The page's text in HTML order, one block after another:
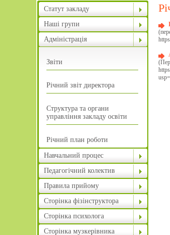
Статут закладу
Наші групи
Адміністрація
Звіти
Річний звіт директора
Структура та органи
управління закладу освіти
Річний план роботи
Навчальний процес
Педагогічний колектив
Правила прийому
Сторінка фізінструктора
Сторінка психолога
Сторінка музкерівника